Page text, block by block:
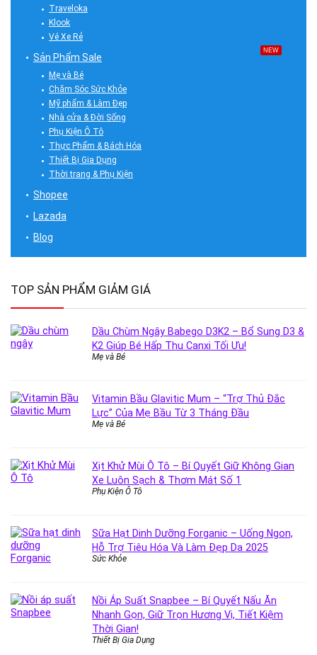
Traveloka
Klook
Vé Xe Rẻ
Sản Phẩm Sale
NEW
Mẹ và Bé
Chăm Sóc Sức Khỏe
Mỹ phẩm & Làm Đẹp
Nhà cửa & Đời Sống
Phụ Kiện Ô Tô
Thực Phẩm & Bách Hóa
Thiết Bị Gia Dụng
Thời trang & Phụ Kiện
Shopee
Lazada
Blog
TOP SẢN PHẨM GIẢM GIÁ
Dầu Chùm Ngây Babego D3K2 – Bổ Sung D3 &
K2 Giúp Bé Hấp Thu Canxi Tối Ưu!
Mẹ và Bé
Vitamin Bầu Glavitic Mum – “Trợ Thủ Đắc
Lực” Của Mẹ Bầu Từ 3 Tháng Đầu
Mẹ và Bé
Xịt Khử Mùi Ô Tô – Bí Quyết Giữ Không Gian
Xe Luôn Sạch & Thơm Mát Số 1
Phụ Kiện Ô Tô
Sữa Hạt Dinh Dưỡng Forganic – Uống Ngon,
Hỗ Trợ Tiêu Hóa Và Làm Đẹp Da 2025
Sức Khỏe
Nồi Áp Suất Snapbee – Bí Quyết Nấu Ăn
Nhanh Gọn, Giữ Trọn Hương Vị, Tiết Kiệm
Thời Gian!
Thiết Bị Gia Dụng